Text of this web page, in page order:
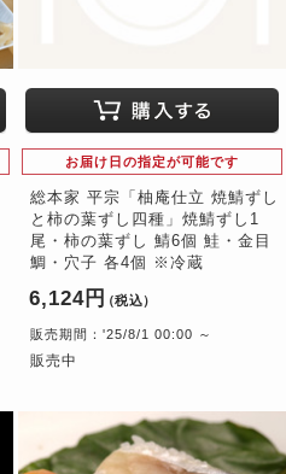
お届け日の指定が可能です
総本家 平宗「柚庵仕立 焼鯖ずし
と柿の葉ずし四種」焼鯖ずし1
尾・柿の葉ずし 鯖6個 鮭・金目
鯛・穴子 各4個 ※冷蔵
6,124円 （税込）
販売期間：'25/8/1 00:00 ～
販売中